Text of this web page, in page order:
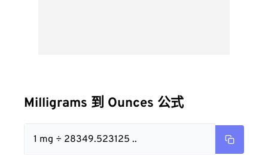
Milligrams 到 Ounces 公式
1 mg ÷ 28349.523125 ..